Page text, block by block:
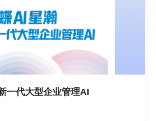
一代大型企业管理AI